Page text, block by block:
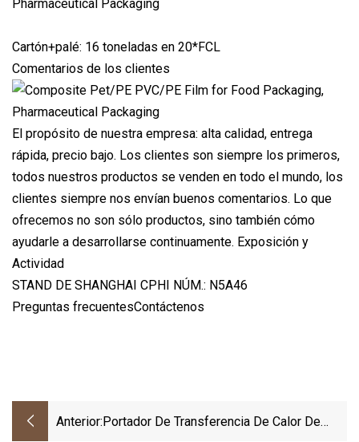
Cartón+palé: 16 toneladas en 20*FCL
Comentarios de los clientes
El propósito de nuestra empresa: alta calidad, entrega
rápida, precio bajo. Los clientes son siempre los primeros,
todos nuestros productos se venden en todo el mundo, los
clientes siempre nos envían buenos comentarios. Lo que
ofrecemos no son sólo productos, sino también cómo
ayudarle a desarrollarse continuamente. Exposición y
Actividad
STAND DE SHANGHAI CPHI NÚM.: N5A46
Preguntas frecuentesContáctenos
Anterior:Portador De Transferencia De Calor De